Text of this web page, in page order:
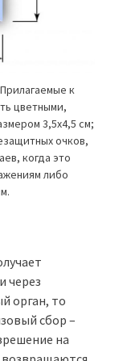
к
цветными,
3,5х4,5 см;
очков,
когда это
либо
через
орган, то
сбор –
на